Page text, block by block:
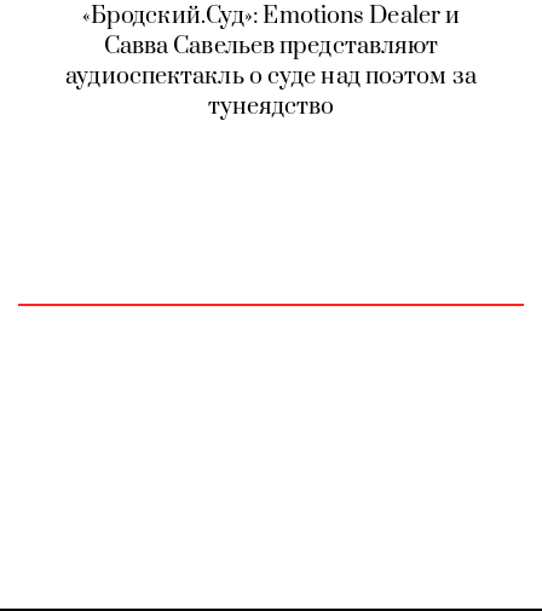
«Бродский.Суд»: Emotions Dealer и
Савва Савельев представляют
аудиоспектакль о суде над поэтом за
тунеядство